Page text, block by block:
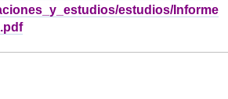
estudios/Informe